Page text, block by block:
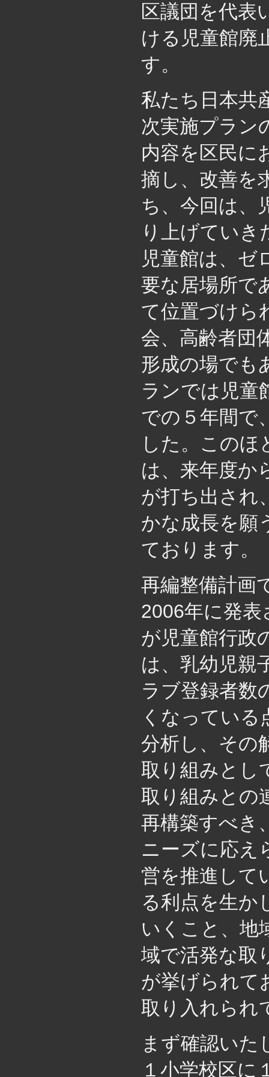
区議団を代表
ける児童館廃
す。
私たち日本共
次実施プラン
内容を区民に
摘し、改善を
ち、今回は、
り上げていき
児童館は、ゼ
要な居場所で
て位置づけら
会、高齢者団
形成の場でも
ランでは児童
での５年間で
した。このほ
は、来年度か
が打ち出され
かな成長を願
ております。
再編整備計画
2006年に発
が児童館行政
は、乳幼児親
ラブ登録者数
くなっている
分析し、その
取り組みとし
取り組みとの
再構築すべき
ニーズに応え
営を推進して
る利点を生か
いくこと、地
域で活発な取
が挙げられて
取り入れられ
まず確認いた
１小学校区に